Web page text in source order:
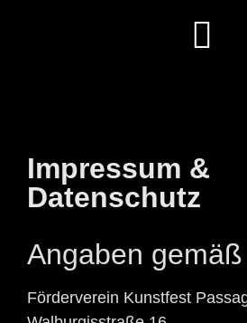
Impressum &
Datenschutz
Angaben
Förderverein Kunstfest